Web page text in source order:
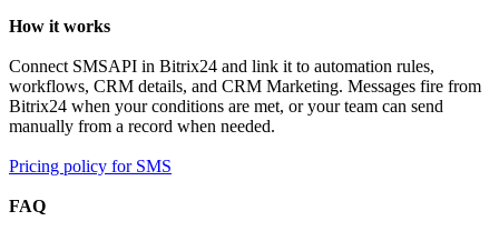
How it works
Connect SMSAPI in Bitrix24 and link it to automation rules,
workflows, CRM details, and CRM Marketing. Messages fire from
Bitrix24 when your conditions are met, or your team can send
manually from a record when needed.
Pricing policy for SMS
FAQ